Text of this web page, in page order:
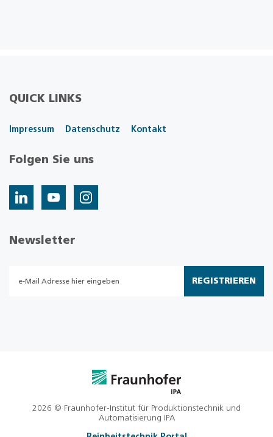
QUICK LINKS
Impressum Datenschutz Kontakt
Folgen Sie uns
Newsletter
REGISTRIEREN
2026 © Fraunhofer-Institut für Produktionstechnik und
Automatisierung IPA